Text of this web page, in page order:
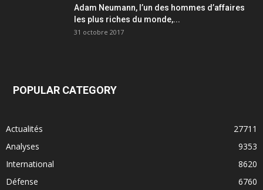
Adam Neumann, l’un des hommes d’affaires
les plus riches du monde,...
31 octobre 2017
POPULAR CATEGORY
Actualités
27711
Analyses
9353
International
8620
Défense
6760